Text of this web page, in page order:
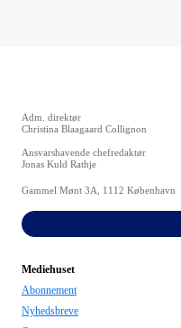
Adm. direktør
Christina Blaagaard Collignon
Ansvarshavende chefredaktør
Jonas Kuld Rathje
Gammel Mønt 3A, 1112 København
Mediehuset
Abonnement
Nyhedsbreve